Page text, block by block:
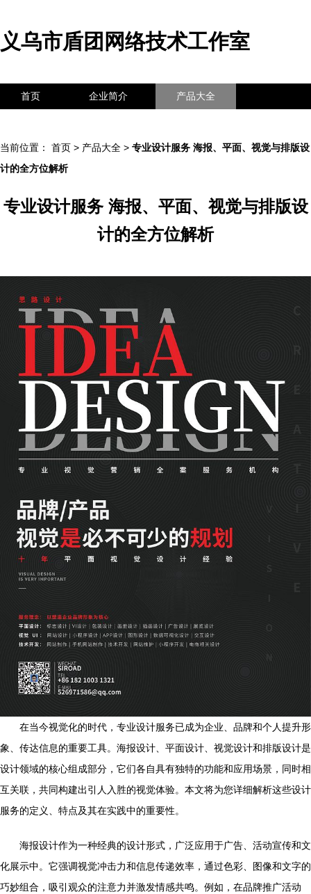
义乌市盾团网络技术工作室
首页 企业简介 产品大全
当前位置： 首页 > 产品大全 > 专业设计服务 海报、平面、视觉与排版设
计的全方位解析
专业设计服务 海报、平面、视觉与排版设
计的全方位解析
在当今视觉化的时代，专业设计服务已成为企业、品牌和个人提升形
象、传达信息的重要工具。海报设计、平面设计、视觉设计和排版设计是
设计领域的核心组成部分，它们各自具有独特的功能和应用场景，同时相
互关联，共同构建出引人入胜的视觉体验。本文将为您详细解析这些设计
服务的定义、特点及其在实践中的重要性。
海报设计作为一种经典的设计形式，广泛应用于广告、活动宣传和文
化展示中。它强调视觉冲击力和信息传递效率，通过色彩、图像和文字的
巧妙组合，吸引观众的注意力并激发情感共鸣。例如，在品牌推广活动